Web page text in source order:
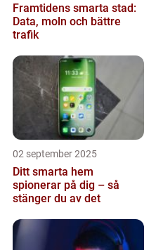
Framtidens smarta stad:
Data, moln och bättre
trafik
02 september 2025
Ditt smarta hem
spionerar på dig – så
stänger du av det